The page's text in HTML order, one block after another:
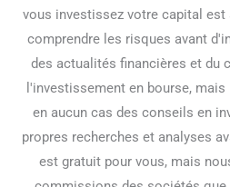
vous investissez votre capital est
comprendre les risques avant
des actualités financières et du
l'investissement en bourse,
en aucun cas des conseils en
propres recherches et analyses
est gratuit pour vous, mais